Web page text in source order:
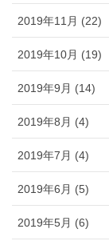
2019年11月 (22)
2019年10月 (19)
2019年9月 (14)
2019年8月 (4)
2019年7月 (4)
2019年6月 (5)
2019年5月 (6)